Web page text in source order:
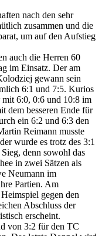
nach den sehr
zusammen und die
um auf den Aufstieg
auch die Herren 60
im Einsatz. Der am
gewann sein
6:1 und 7:5. Kurios
6:0, 0:6 und 10:8 im
dem besseren Ende für
ein 6:2 und 6:3 den
Reimann musste
wurde es trotz des 3:1
denn sowohl das
in zwei Sätzen als
Neumann im
Partien. Am
gegen den
Abschluss der
erscheint.
von 3:2 für den TC